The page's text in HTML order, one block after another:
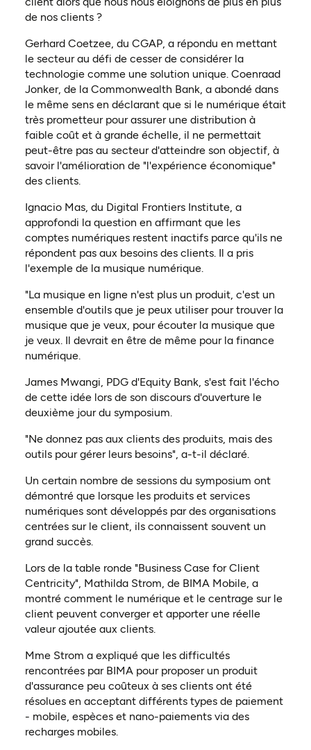
de nos clients ?
Gerhard Coetzee, du CGAP, a répondu en mettant
le secteur au défi de cesser de considérer la
technologie comme une solution unique. Coenraad
Jonker, de la Commonwealth Bank, a abondé dans
le même sens en déclarant que si le numérique était
très prometteur pour assurer une distribution à
faible coût et à grande échelle, il ne permettait
peut-être pas au secteur d'atteindre son objectif, à
savoir l'amélioration de "l'expérience économique"
des clients.
Ignacio Mas, du Digital Frontiers Institute, a
approfondi la question en affirmant que les
comptes numériques restent inactifs parce qu'ils ne
répondent pas aux besoins des clients. Il a pris
l'exemple de la musique numérique.
"La musique en ligne n'est plus un produit, c'est un
ensemble d'outils que je peux utiliser pour trouver la
musique que je veux, pour écouter la musique que
je veux. Il devrait en être de même pour la finance
numérique.
James Mwangi, PDG d'Equity Bank, s'est fait l'écho
de cette idée lors de son discours d'ouverture le
deuxième jour du symposium.
"Ne donnez pas aux clients des produits, mais des
outils pour gérer leurs besoins", a-t-il déclaré.
Un certain nombre de sessions du symposium ont
démontré que lorsque les produits et services
numériques sont développés par des organisations
centrées sur le client, ils connaissent souvent un
grand succès.
Lors de la table ronde "Business Case for Client
Centricity", Mathilda Strom, de BIMA Mobile, a
montré comment le numérique et le centrage sur le
client peuvent converger et apporter une réelle
valeur ajoutée aux clients.
Mme Strom a expliqué que les difficultés
rencontrées par BIMA pour proposer un produit
d'assurance peu coûteux à ses clients ont été
résolues en acceptant différents types de paiement
- mobile, espèces et nano-paiements via des
recharges mobiles.